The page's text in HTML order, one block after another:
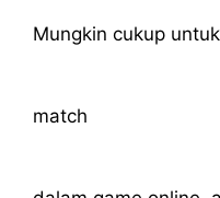
Mungkin cukup
match